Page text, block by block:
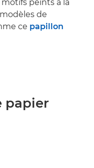
peints à la
de
ce papillon
papier